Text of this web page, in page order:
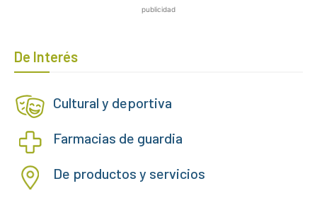
publicidad
De Interés
Cultural y deportiva
Farmacias de guardia
De productos y servicios